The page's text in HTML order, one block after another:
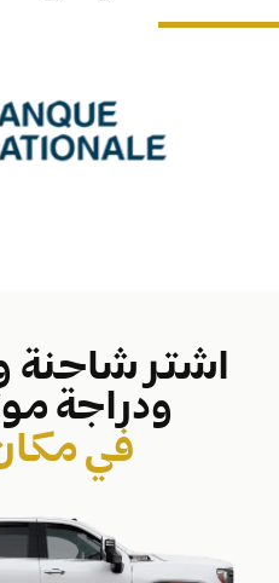
اشتر شاحنة
ودراجة
في